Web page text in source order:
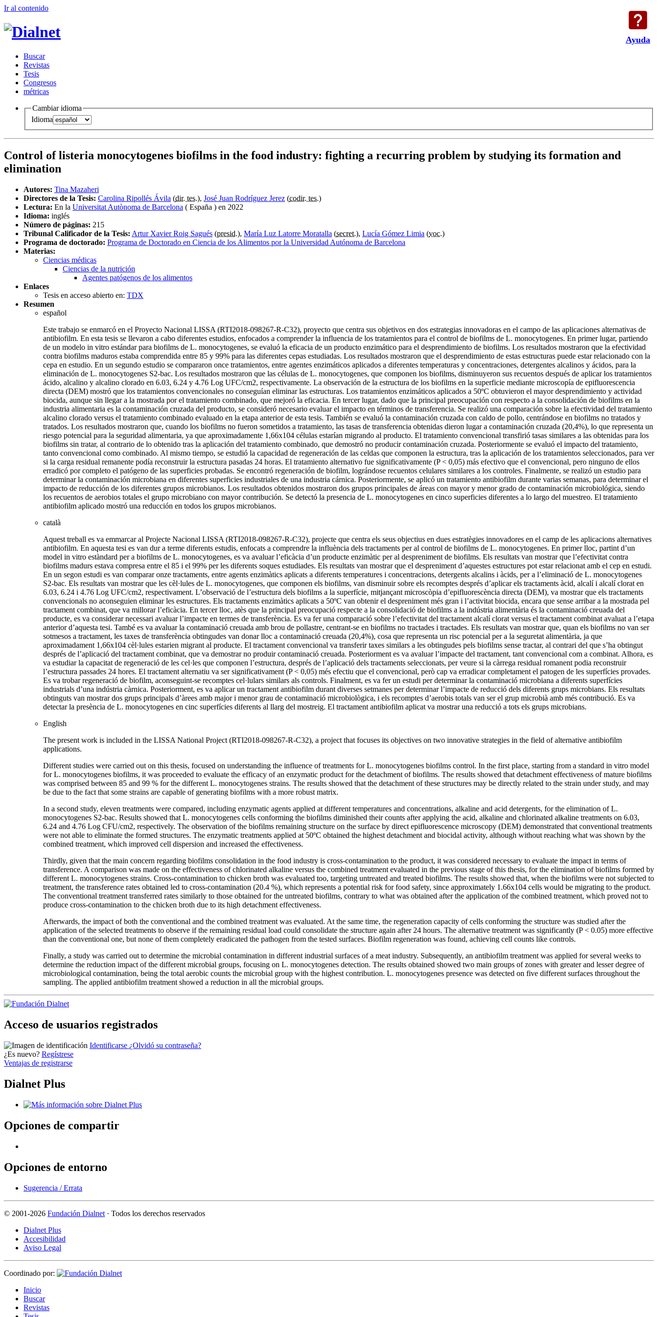
Ayuda
Ir al contenido
Buscar
Revistas
Tesis
Congresos
métricas
Cambiar idioma
Idioma
Control of listeria monocytogenes biofilms in the food industry: fighting a recurring problem by studying its formation and
elimination
Autores: Tina Mazaheri
Directores de la Tesis: Carolina Ripollés Ávila (dir. tes.), José Juan Rodríguez Jerez (codir. tes.)
Lectura: En la Universitat Autònoma de Barcelona ( España ) en 2022
Idioma: inglés
Número de páginas: 215
Tribunal Calificador de la Tesis: Artur Xavier Roig Sagués (presid.), María Luz Latorre Moratalla (secret.), Lucía Gómez Limia (voc.)
Programa de doctorado: Programa de Doctorado en Ciencia de los Alimentos por la Universidad Autónoma de Barcelona
Materias:
Ciencias médicas
Ciencias de la nutrición
Agentes patógenos de los alimentos
Enlaces
Tesis en acceso abierto en: TDX
Resumen
español
Este trabajo se enmarcó en el Proyecto Nacional LISSA (RTI2018-098267-R-C32), proyecto que centra sus objetivos en dos estrategias innovadoras en el campo de las aplicaciones alternativas de
antibiofilm. En esta tesis se llevaron a cabo diferentes estudios, enfocados a comprender la influencia de los tratamientos para el control de biofilms de L. monocytogenes. En primer lugar, partiendo
de un modelo in vitro estándar para biofilms de L. monocytogenes, se evaluó la eficacia de un producto enzimático para el desprendimiento de biofilms. Los resultados mostraron que la efectividad
contra biofilms maduros estaba comprendida entre 85 y 99% para las diferentes cepas estudiadas. Los resultados mostraron que el desprendimiento de estas estructuras puede estar relacionado con la
cepa en estudio. En un segundo estudio se compararon once tratamientos, entre agentes enzimáticos aplicados a diferentes temperaturas y concentraciones, detergentes alcalinos y ácidos, para la
eliminación de L. monocytogenes S2-bac. Los resultados mostraron que las células de L. monocytogenes, que componen los biofilms, disminuyeron sus recuentos después de aplicar los tratamientos
ácido, alcalino y alcalino clorado en 6.03, 6.24 y 4.76 Log UFC/cm2, respectivamente. La observación de la estructura de los biofilms en la superficie mediante microscopía de epifluorescencia
directa (DEM) mostró que los tratamientos convencionales no conseguían eliminar las estructuras. Los tratamientos enzimáticos aplicados a 50ºC obtuvieron el mayor desprendimiento y actividad
biocida, aunque sin llegar a la mostrada por el tratamiento combinado, que mejoró la eficacia. En tercer lugar, dado que la principal preocupación con respecto a la consolidación de biofilms en la
industria alimentaria es la contaminación cruzada del producto, se consideró necesario evaluar el impacto en términos de transferencia. Se realizó una comparación sobre la efectividad del tratamiento
alcalino clorado versus el tratamiento combinado evaluado en la etapa anterior de esta tesis. También se evaluó la contaminación cruzada con caldo de pollo, centrándose en biofilms no tratados y
tratados. Los resultados mostraron que, cuando los biofilms no fueron sometidos a tratamiento, las tasas de transferencia obtenidas dieron lugar a contaminación cruzada (20,4%), lo que representa un
riesgo potencial para la seguridad alimentaria, ya que aproximadamente 1,66x104 células estarían migrando al producto. El tratamiento convencional transfirió tasas similares a las obtenidas para los
biofilms sin tratar, al contrario de lo obtenido tras la aplicación del tratamiento combinado, que demostró no producir contaminación cruzada. Posteriormente se evaluó el impacto del tratamiento,
tanto convencional como combinado. Al mismo tiempo, se estudió la capacidad de regeneración de las celdas que componen la estructura, tras la aplicación de los tratamientos seleccionados, para ver
si la carga residual remanente podía reconstruir la estructura pasadas 24 horas. El tratamiento alternativo fue significativamente (P < 0,05) más efectivo que el convencional, pero ninguno de ellos
erradicó por completo el patógeno de las superficies probadas. Se encontró regeneración de biofilm, lográndose recuentos celulares similares a los controles. Finalmente, se realizó un estudio para
determinar la contaminación microbiana en diferentes superficies industriales de una industria cárnica. Posteriormente, se aplicó un tratamiento antibiofilm durante varias semanas, para determinar el
impacto de reducción de los diferentes grupos microbianos. Los resultados obtenidos mostraron dos grupos principales de áreas con mayor y menor grado de contaminación microbiológica, siendo
los recuentos de aerobios totales el grupo microbiano con mayor contribución. Se detectó la presencia de L. monocytogenes en cinco superficies diferentes a lo largo del muestreo. El tratamiento
antibiofilm aplicado mostró una reducción en todos los grupos microbianos.
català
Aquest treball es va emmarcar al Projecte Nacional LISSA (RTI2018-098267-R-C32), projecte que centra els seus objectius en dues estratègies innovadores en el camp de les aplicacions alternatives
antibiofilm. En aquesta tesi es van dur a terme diferents estudis, enfocats a comprendre la influència dels tractaments per al control de biofilms de L. monocytogenes. En primer lloc, partint d’un
model in vitro estàndard per a biofilms de L. monocytogenes, es va avaluar l’eficàcia d’un producte enzimàtic per al despreniment de biofilms. Els resultats van mostrar que l’efectivitat contra
biofilms madurs estava compresa entre el 85 i el 99% per les diferents soques estudiades. Els resultats van mostrar que el despreniment d’aquestes estructures pot estar relacionat amb el cep en estudi.
En un segon estudi es van comparar onze tractaments, entre agents enzimàtics aplicats a diferents temperatures i concentracions, detergents alcalins i àcids, per a l’eliminació de L. monocytogenes
S2-bac. Els resultats van mostrar que les cèl·lules de L. monocytogenes, que componen els biofilms, van disminuir sobre els recomptes després d’aplicar els tractaments àcid, alcalí i alcalí clorat en
6.03, 6.24 i 4.76 Log UFC/cm2, respectivament. L’observació de l’estructura dels biofilms a la superfície, mitjançant microscòpia d’epifluorescència directa (DEM), va mostrar que els tractaments
convencionals no aconseguien eliminar les estructures. Els tractaments enzimàtics aplicats a 50ºC van obtenir el despreniment més gran i l’activitat biocida, encara que sense arribar a la mostrada pel
tractament combinat, que va millorar l’eficàcia. En tercer lloc, atès que la principal preocupació respecte a la consolidació de biofilms a la indústria alimentària és la contaminació creuada del
producte, es va considerar necessari avaluar l’impacte en termes de transferència. Es va fer una comparació sobre l’efectivitat del tractament alcalí clorat versus el tractament combinat avaluat a l’etapa
anterior d’aquesta tesi. També es va avaluar la contaminació creuada amb brou de pollastre, centrant-se en biofilms no tractades i tractades. Els resultats van mostrar que, quan els biofilms no van ser
sotmesos a tractament, les taxes de transferència obtingudes van donar lloc a contaminació creuada (20,4%), cosa que representa un risc potencial per a la seguretat alimentària, ja que
aproximadament 1,66x104 cèl·lules estarien migrant al producte. El tractament convencional va transferir taxes similars a les obtingudes pels biofilms sense tractar, al contrari del que s’ha obtingut
després de l’aplicació del tractament combinat, que va demostrar no produir contaminació creuada. Posteriorment es va avaluar l’impacte del tractament, tant convencional com a combinat. Alhora, es
va estudiar la capacitat de regeneració de les cel·les que componen l’estructura, després de l’aplicació dels tractaments seleccionats, per veure si la càrrega residual romanent podia reconstruir
l’estructura passades 24 hores. El tractament alternatiu va ser significativament (P < 0,05) més efectiu que el convencional, però cap va erradicar completament el patogen de les superfícies provades.
Es va trobar regeneració de biofilm, aconseguint-se recomptes cel·lulars similars als controls. Finalment, es va fer un estudi per determinar la contaminació microbiana a diferents superfícies
industrials d’una indústria càrnica. Posteriorment, es va aplicar un tractament antibiofilm durant diverses setmanes per determinar l’impacte de reducció dels diferents grups microbians. Els resultats
obtinguts van mostrar dos grups principals d’àrees amb major i menor grau de contaminació microbiològica, i els recomptes d’aerobis totals van ser el grup microbià amb més contribució. Es va
detectar la presència de L. monocytogenes en cinc superfícies diferents al llarg del mostreig. El tractament antibiofilm aplicat va mostrar una reducció a tots els grups microbians.
English
The present work is included in the LISSA National Project (RTI2018-098267-R-C32), a project that focuses its objectives on two innovative strategies in the field of alternative antibiofilm
applications.
Different studies were carried out on this thesis, focused on understanding the influence of treatments for L. monocytogenes biofilms control. In the first place, starting from a standard in vitro model
for L. monocytogenes biofilms, it was proceeded to evaluate the efficacy of an enzymatic product for the detachment of biofilms. The results showed that detachment effectiveness of mature biofilms
was comprised between 85 and 99 % for the different L. monocytogenes strains. The results showed that the detachment of these structures may be directly related to the strain under study, and may
be due to the fact that some strains are capable of generating biofilms with a more robust matrix.
In a second study, eleven treatments were compared, including enzymatic agents applied at different temperatures and concentrations, alkaline and acid detergents, for the elimination of L.
monocytogenes S2-bac. Results showed that L. monocytogenes cells conforming the biofilms diminished their counts after applying the acid, alkaline and chlorinated alkaline treatments on 6.03,
6.24 and 4.76 Log CFU/cm2, respectively. The observation of the biofilms remaining structure on the surface by direct epifluorescence microscopy (DEM) demonstrated that conventional treatments
were not able to eliminate the formed structures. The enzymatic treatments applied at 50ºC obtained the highest detachment and biocidal activity, although without reaching what was shown by the
combined treatment, which improved cell dispersion and increased the effectiveness.
Thirdly, given that the main concern regarding biofilms consolidation in the food industry is cross-contamination to the product, it was considered necessary to evaluate the impact in terms of
transference. A comparison was made on the effectiveness of chlorinated alkaline versus the combined treatment evaluated in the previous stage of this thesis, for the elimination of biofilms formed by
different L. monocytogenes strains. Cross-contamination to chicken broth was evaluated too, targeting untreated and treated biofilms. The results showed that, when the biofilms were not subjected to
treatment, the transference rates obtained led to cross-contamination (20.4 %), which represents a potential risk for food safety, since approximately 1.66x104 cells would be migrating to the product.
The conventional treatment transferred rates similarly to those obtained for the untreated biofilms, contrary to what was obtained after the application of the combined treatment, which proved not to
produce cross-contamination to the chicken broth due to its high detachment effectiveness.
Afterwards, the impact of both the conventional and the combined treatment was evaluated. At the same time, the regeneration capacity of cells conforming the structure was studied after the
application of the selected treatments to observe if the remaining residual load could consolidate the structure again after 24 hours. The alternative treatment was significantly (P < 0.05) more effective
than the conventional one, but none of them completely eradicated the pathogen from the tested surfaces. Biofilm regeneration was found, achieving cell counts like controls.
Finally, a study was carried out to determine the microbial contamination in different industrial surfaces of a meat industry. Subsequently, an antibiofilm treatment was applied for several weeks to
determine the reduction impact of the different microbial groups, focusing on L. monocytogenes detection. The results obtained showed two main groups of zones with greater and lesser degree of
microbiological contamination, being the total aerobic counts the microbial group with the highest contribution. L. monocytogenes presence was detected on five different surfaces throughout the
sampling. The applied antibiofilm treatment showed a reduction in all the microbial groups.
Acceso de usuarios registrados
Identificarse ¿Olvidó su contraseña?
¿Es nuevo? Regístrese
Ventajas de registrarse
Dialnet Plus
Opciones de compartir
Opciones de entorno
Sugerencia / Errata
© 2001-2026 Fundación Dialnet · Todos los derechos reservados
Dialnet Plus
Accesibilidad
Aviso Legal
Coordinado por:
Inicio
Buscar
Revistas